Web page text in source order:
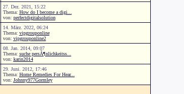
27. Dez. 2021, 15:22
Thema: How do I become a digi...
von: perfectdigitalsolution
14. März. 2022, 06:24
Thema: vipgrouponline
von: vipgrouponline2
08. Jan. 2014, 09:07
Thema: suche persÃ¶nlichkeitss...
von: karin2014
29. Juni. 2012, 17:46
Thema: Home Remedies For Hear...
von: Johnny977Gormley